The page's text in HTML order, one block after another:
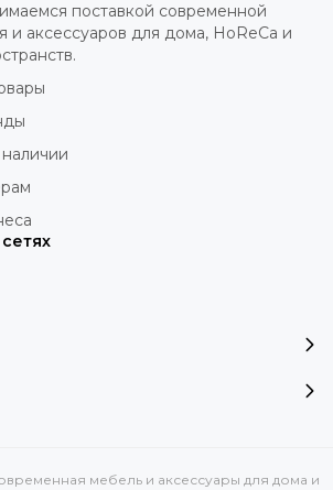
поставкой современной
и аксессуаров для дома, HoReCa и
мебель и аксессуары для дома и